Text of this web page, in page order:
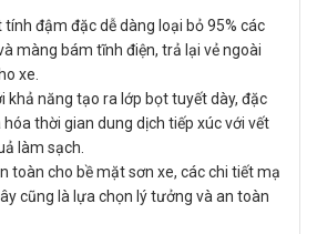
đậm đặc dễ dàng loại bỏ 95% các
màng bám tĩnh điện, trả lại vẻ ngoài
xe.
khả năng tạo ra lớp bọt tuyết dày, đặc
thời gian dung dịch tiếp xúc với vết
làm sạch.
toàn cho bề mặt sơn xe, các chi tiết mạ
cũng là lựa chọn lý tưởng và an toàn